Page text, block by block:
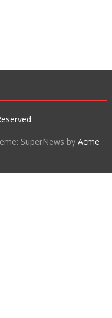
SuperNews byAcme